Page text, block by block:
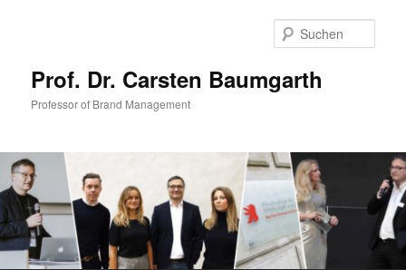
Prof. Dr. Carsten Baumgarth
Professor of Brand Management